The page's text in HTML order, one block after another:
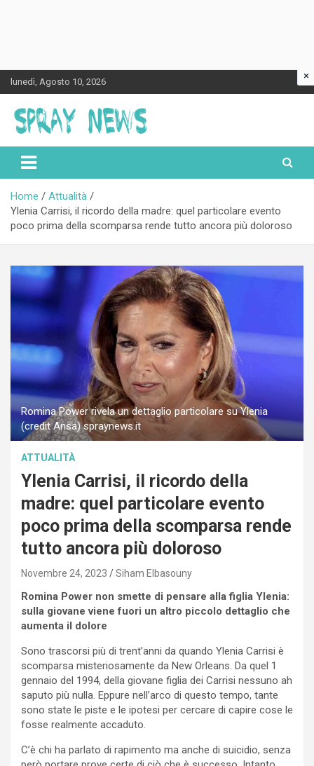
Skip
to
content
lunedì, Agosto 10, 2026
Spraynews.it
Home
Attualità
Ylenia Carrisi, il ricordo della madre: quel particolare evento
poco prima della scomparsa rende tutto ancora più doloroso
Romina Power rivela un dettaglio particolare su Ylenia
(credit Ansa) spraynews.it
ATTUALITÀ
Ylenia Carrisi, il ricordo della
madre: quel particolare evento
poco prima della scomparsa rende
tutto ancora più doloroso
Novembre 24, 2023 Siham Elbasouny
Romina Power non smette di pensare alla figlia Ylenia:
sulla giovane viene fuori un altro piccolo dettaglio che
aumenta il dolore
Sono trascorsi più di trent’anni da quando Ylenia Carrisi è
scomparsa misteriosamente da New Orleans. Da quel 1
gennaio del 1994, della giovane figlia dei Carrisi nessuno ah
saputo più nulla. Eppure nell’arco di questo tempo, tante
sono state le piste e le ipotesi per cercare di capire cose le
fosse realmente accaduto.
C’è chi ha parlato di rapimento ma anche di suicidio, senza
×